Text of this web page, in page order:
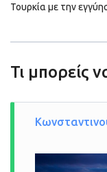
Τουρκία με την